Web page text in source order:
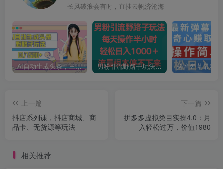
长风破浪会有时，直挂云帆济沧海
AI自动生成头条，三天必起号，三分钟轻松发布内容，复制粘贴，保姆级教… 男粉引流野路子玩法，每天操作半小时轻松日入1000＋，流量根本停不下来
上一篇
抖店系列课，​抖店商城、商
品卡、无货源等玩法
下一篇
拼多多虚拟类目实操4.0：月
入轻松过万，价值1980
相关推荐